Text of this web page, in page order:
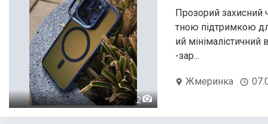
2
Прозорий захисний
тною підтримкою
ий мінімалістичний
-зар...
Жмеринка